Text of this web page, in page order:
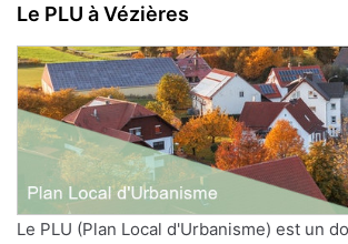
Le PLU à Vézières
Le PLU (Plan Local d'Urbanisme) est un